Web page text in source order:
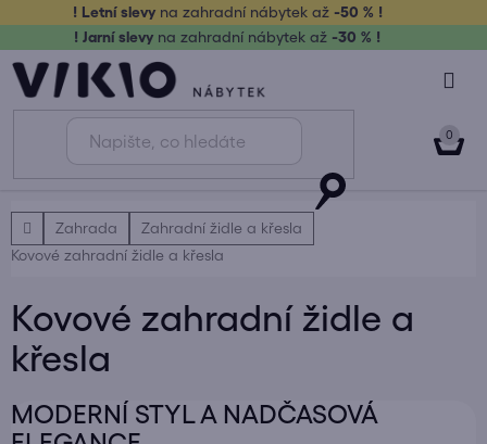
obsah
! Letní slevy na zahradní nábytek až-50 % !
! Jarní slevy na zahradní nábytek až -30 % !
DomůZahrada
Zahradní židle a křesla
Kovové zahradní židle a křesla
Kovové zahradní židle a
křesla
MODERNÍ STYL A NADČASOVÁ